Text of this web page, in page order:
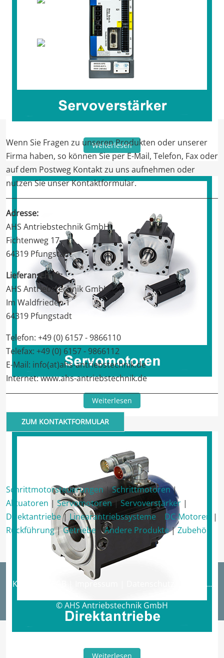
Weiterlesen
Weiterlesen
Weiterlesen
Wenn Sie Fragen zu unseren Produkten oder unserer
Firma haben, so können Sie per E-Mail, Telefon, Fax oder
auf dem Postweg Kontakt zu uns aufnehmen oder
nutzen Sie unser Kontaktformular.
Adresse:
AHS Antriebstechnik GmbH
Fichtenweg 17
64319 Pfungstadt
Lieferanschrift:
AHS Antriebstechnik GmbH
Im Waldfrieden 1
64319 Pfungstadt
Telefon: +49 (0) 6157 - 9866110
Telefax: +49 (0) 6157 - 9866112
E-Mail: info(at)ahs-antriebstechnik.de
Internet:www.ahs-antriebstechnik.de
ZUM KONTAKTFORMULAR
Schrittmotorsteuerungen|Schrittmotoren|
Aktuatoren | Servomotoren|Servoverstärker |
Direktantriebe| Linearantriebssysteme DC-Motoren
|
Rückführung|Getriebe |Andere Produkte|Zubehör
Kontakt Impressum
Suche...
© AHS Antriebstechnik GmbH